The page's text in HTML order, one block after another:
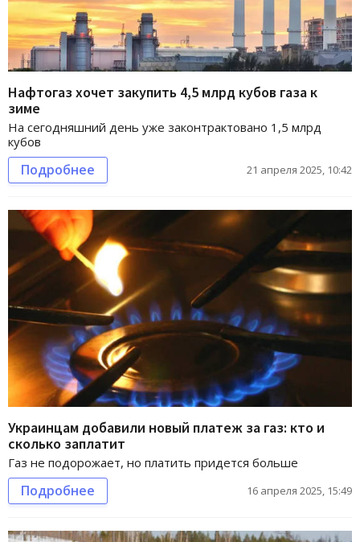
Нафтогаз хочет закупить 4,5 млрд кубов газа к
зиме
На сегодняшний день уже законтрактовано 1,5 млрд
кубов
Подробнее 21 апреля 2025, 10:42
Украинцам добавили новый платеж за газ: кто и
сколько заплатит
Газ не подорожает, но платить придется больше
Подробнее 16 апреля 2025, 15:49